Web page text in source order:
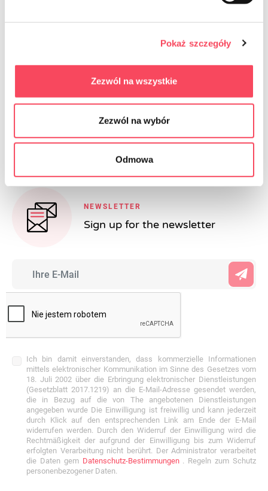
Pokaż szczegóły
Zezwól na wszystkie
Zezwól na wybór
Odmowa
7551200
- +
NEWSLETTER
Sign up for the newsletter
Ich bin damit einverstanden, dass kommerzielle Informationen
mittels elektronischer Kommunikation im Sinne des Gesetzes vom
18. Juli 2002 über die Erbringung elektronischer Dienstleistungen
(Gesetzblatt 2017.1219) an die E-Mail-Adresse gesendet werden,
die in Bezug auf die von The angebotenen Dienstleistungen
angegeben wurde Die Einwilligung ist freiwillig und kann jederzeit
durch Klick auf den entsprechenden Link am Ende der E-Mail
widerrufen werden. Durch den Widerruf der Einwilligung wird die
Rechtmäßigkeit der aufgrund der Einwilligung bis zum Widerruf
erfolgten Verarbeitung nicht berührt. Der Administrator verarbeitet
die Daten gemDatenschutz-Bestimmungen. Regeln zum Schutz
personenbezogener Daten.